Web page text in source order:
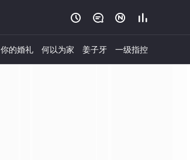
   
你的婚礼 何以为家 姜子牙 一级指控